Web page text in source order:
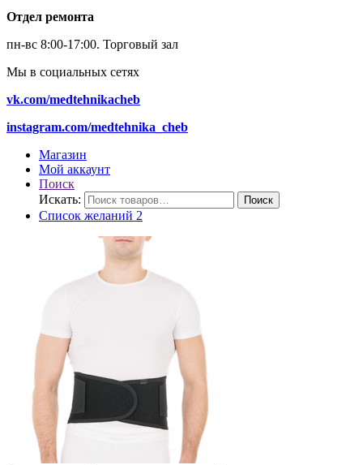
Отдел ремонта
пн-вс 8:00-17:00. Торговый зал
Мы в социальных сетях
vk.com/medtehnikacheb
instagram.com/medtehnika_cheb
Магазин
Мой аккаунт
Поиск
Искать:
Поиск
Список желаний 2